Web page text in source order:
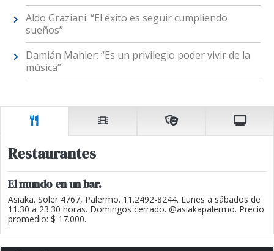
Aldo Graziani: “El éxito es seguir cumpliendo
sueños”
Damián Mahler: “Es un privilegio poder vivir de la
música”
Restaurantes
El mundo en un bar.
Asiaka. Soler 4767, Palermo. 11.2492-8244. Lunes a sábados de
11.30 a 23.30 horas. Domingos cerrado. @asiakapalermo. Precio
promedio: $ 17.000.